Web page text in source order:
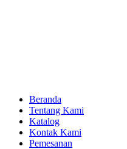
Beranda
Tentang Kami
Katalog
Kontak Kami
Pemesanan